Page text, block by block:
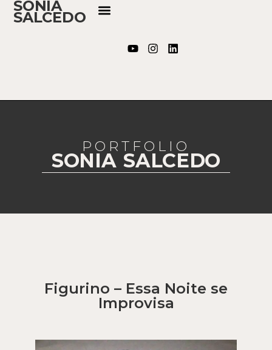
SONIA
SALCEDO
PORTFOLIO
SONIA SALCEDO
Figurino – Essa Noite se
Improvisa